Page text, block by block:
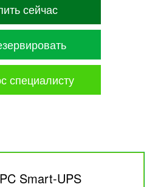
сейчас
специалисту
Smart-UPS